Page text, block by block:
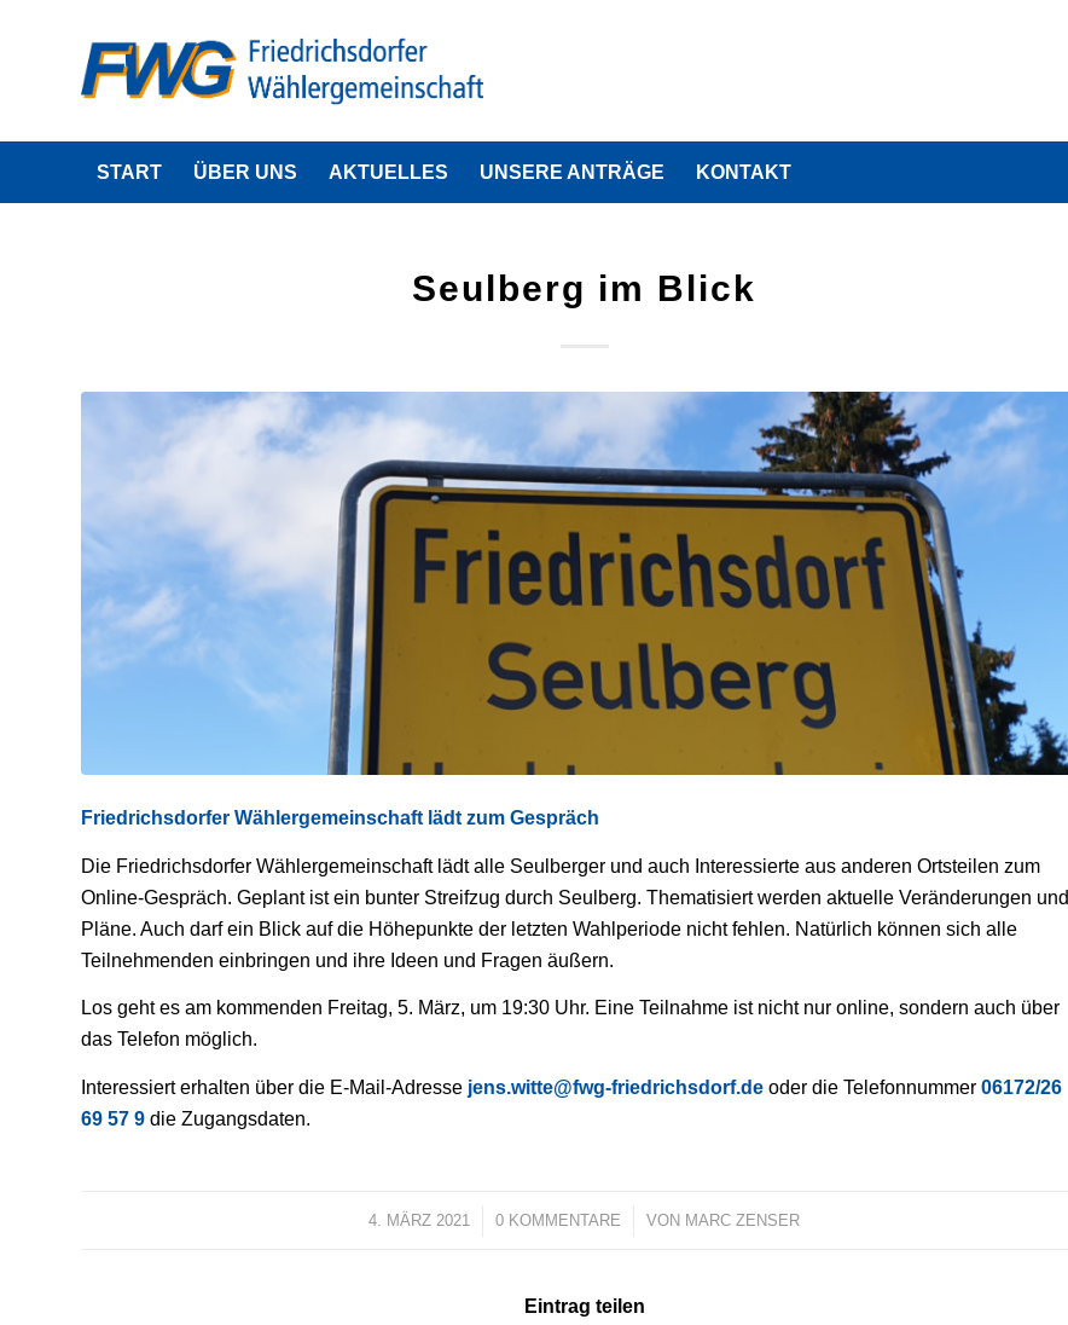
START ÜBER UNS AKTUELLES UNSERE ANTRÄGE KONTAKT
Seulberg im Blick
Friedrichsdorfer Wählergemeinschaft lädt zum Gespräch
Die Friedrichsdorfer Wählergemeinschaft lädt alle Seulberger und auch Interessierte aus anderen Ortsteilen zum
Online-Gespräch. Geplant ist ein bunter Streifzug durch Seulberg. Thematisiert werden aktuelle Veränderungen und
Pläne. Auch darf ein Blick auf die Höhepunkte der letzten Wahlperiode nicht fehlen. Natürlich können sich alle
Teilnehmenden einbringen und ihre Ideen und Fragen äußern.
Los geht es am kommenden Freitag, 5. März, um 19:30 Uhr. Eine Teilnahme ist nicht nur online, sondern auch über
das Telefon möglich.
Interessiert erhalten über die E-Mail-Adresse jens.witte@fwg-friedrichsdorf.de oder die Telefonnummer 06172/26
69 57 9 die Zugangsdaten.
4. MÄRZ 2021
/ 0 KOMMENTARE
/ VON MARC ZENSER
Eintrag teilen